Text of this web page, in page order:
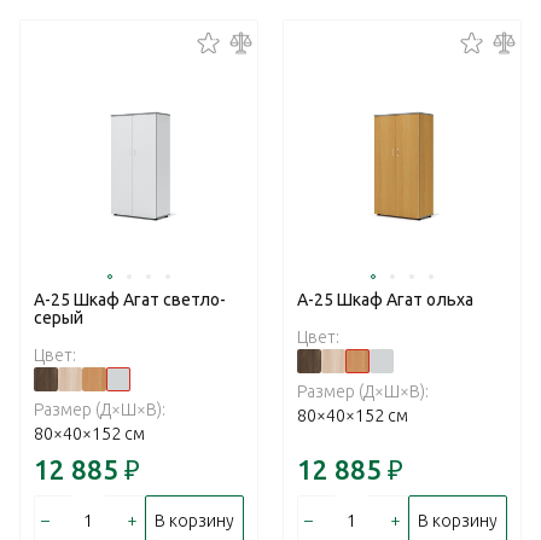
А-25 Шкаф Агат светло-
серый
Цвет:
Размер (Д×Ш×В):
80×40×152 см
12 885 ₽
– + В корзину
А-25 Шкаф Агат ольха
Цвет:
Размер (Д×Ш×В):
80×40×152 см
12 885 ₽
– + В корзину